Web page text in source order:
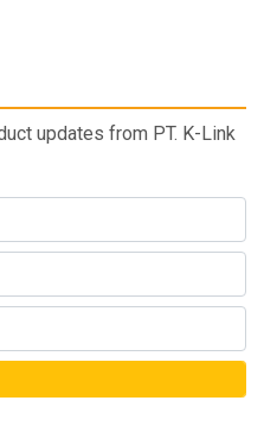
updates from PT. K-Link